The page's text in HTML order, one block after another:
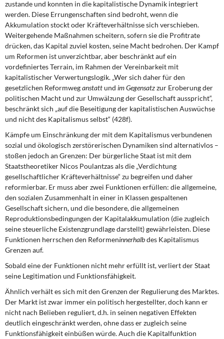
zustande und konnten in die kapitalistische Dynamik integriert
werden. Diese Errungenschaften sind bedroht, wenn die
Akkumulation stockt oder Kräfteverhältnisse sich verschieben.
Weitergehende Maßnahmen scheitern, sofern sie die Profitrate
drücken, das Kapital zuviel kosten, seine Macht bedrohen. Der Kampf
um Reformen ist unverzichtbar, aber beschränkt auf ein
vordefiniertes Terrain, im Rahmen der Vereinbarkeit mit
kapitalistischer Verwertungslogik. „Wer sich daher für den
gesetzlichen Reformweganstattund im Gegensatzzur Eroberung der
politischen Macht und zur Umwälzung der Gesellschaft ausspricht“,
beschränkt sich „auf die Beseitigung der kapitalistischen Auswüchse
und nicht des Kapitalismus selbst“ (428f).
Kämpfe um Einschränkung der mit dem Kapitalismus verbundenen
sozial und ökologisch zerstörerischen Dynamiken sind alternativlos –
stoßen jedoch an Grenzen: Der bürgerliche Staat ist mit dem
Staatstheoretiker Nicos Poulantzas als die „Verdichtung
gesellschaftlicher Kräfteverhältnisse“ zu begreifen und daher
reformierbar. Er muss aber zwei Funktionen erfüllen: die allgemeine,
den sozialen Zusammenhalt in einer in Klassen gespaltenen
Gesellschaft sichern, und die besondere, die allgemeinen
Reproduktionsbedingungen der Kapitalakkumulation (die zugleich
seine steuerliche Existenzgrundlage darstellt) gewährleisten. Diese
Funktionen herrschen den Reformeninnerhalbdes Kapitalismus
Grenzen auf.
Sobald eine der Funktionen nicht mehr erfüllt ist, verliert der Staat
seine Legitimation und Funktionsfähigkeit.
Ähnlich verhält es sich mit den Grenzen der Regulierung des Marktes.
Der Markt ist zwar immer ein politisch hergestellter, doch kann er
nicht nach Belieben reguliert, d.h. in seinen negativen Effekten
deutlich eingeschränkt werden, ohne dass er zugleich seine
Funktionsfähigkeit einbüßen würde. Auch die Kapitalfunktion